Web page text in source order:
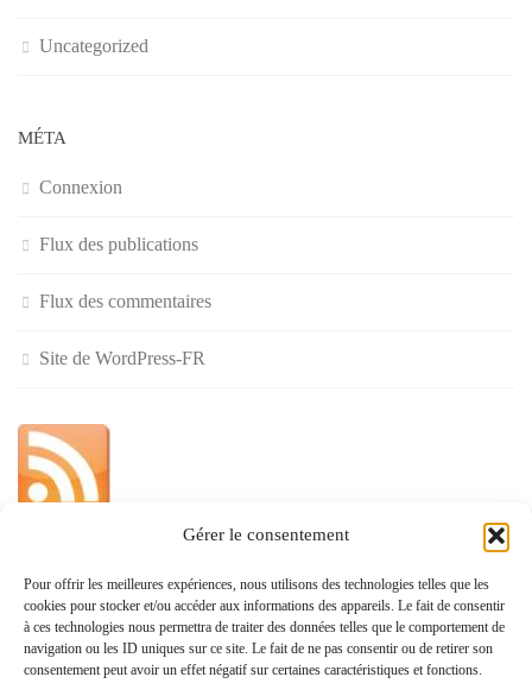
Gérer le consentement
Pour offrir les meilleures expériences, nous utilisons des technologies telles que les
cookies pour stocker et/ou accéder aux informations des appareils. Le fait de consentir
à ces technologies nous permettra de traiter des données telles que le comportement de
navigation ou les ID uniques sur ce site. Le fait de ne pas consentir ou de retirer son
consentement peut avoir un effet négatif sur certaines caractéristiques et fonctions.
Uncategorized
MÉTA
Connexion
Flux des publications
Flux des commentaires
Site de WordPress-FR
»
Politique de confidentialité